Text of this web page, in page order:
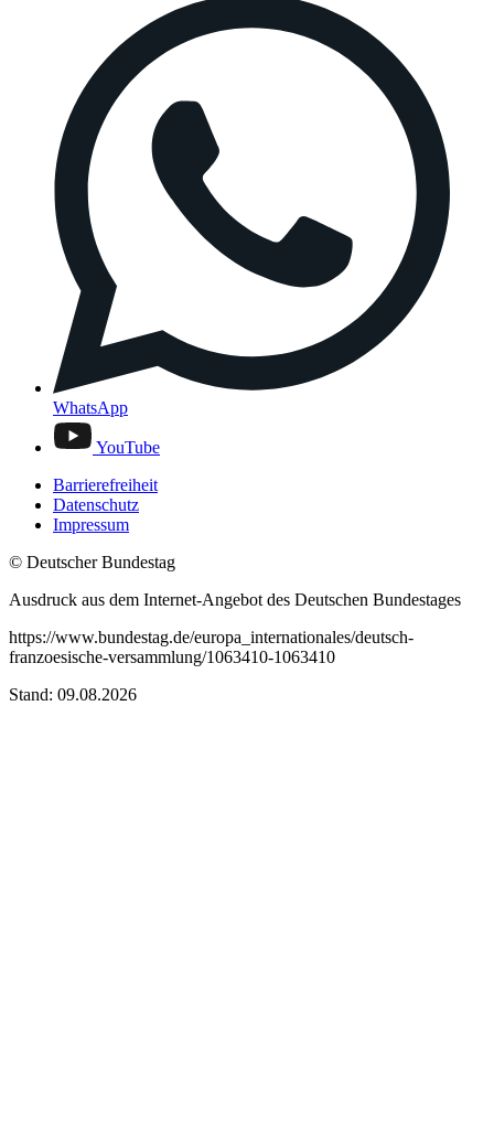
WhatsApp
YouTube
Barrierefreiheit
Datenschutz
Impressum
© Deutscher Bundestag
Ausdruck aus dem Internet-Angebot des Deutschen Bundestages
https://www.bundestag.de/europa_internationales/deutsch-
franzoesische-versammlung/1063410-1063410
Stand: 09.08.2026